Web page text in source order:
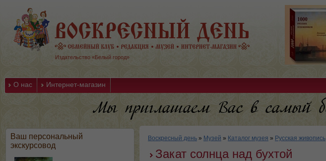
Издательство «Белый город»
О нас Интернет-магазин
Ваш персональный
экскурсовод
Воскресный день » Музей » Каталог музея » Русская живопись
Закат солнца над бухтой